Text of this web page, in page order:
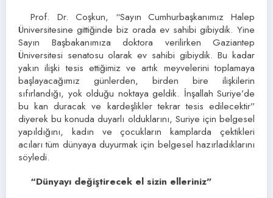
Prof. Dr. Coşkun, “Sayın Cumhurbaşkanımız Halep
Üniversitesine gittiğinde biz orada ev sahibi gibiydik. Yine
Sayın Başbakanımıza doktora verilirken Gaziantep
Üniversitesi senatosu olarak ev sahibi gibiydik. Bu kadar
yakın ilişki tesis ettiğimiz ve artık meyvelerini toplamaya
başlayacağımız günlerden, birden bire ilişkilerin
sıfırlandığı, yok olduğu noktaya geldik. İnşallah Suriye’de
bu kan duracak ve kardeşlikler tekrar tesis edilecektir”
diyerek bu konuda duyarlı olduklarını, Suriye için belgesel
yapıldığını, kadın ve çocukların kamplarda çektikleri
acıları tüm dünyaya duyurmak için belgesel hazırladıklarını
söyledi.
“Dünyayı değiştirecek el sizin elleriniz”